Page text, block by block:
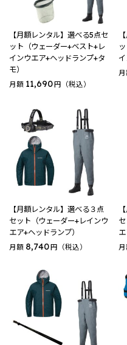
【月額レンタル】選べる5点セ
ット（ウェーダー+ベスト+レ
インウエア+ヘッドランプ+タ
モ）
月額 11,690円（税込）
【月額レンタル】選べる３点
セット（ウェーダー+レインウ
エア+ヘッドランプ）
月額 8,740円（税込）
エ